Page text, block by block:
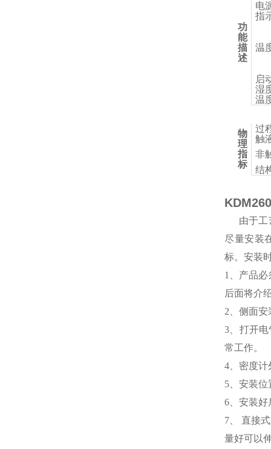
功
能
描
述
电
指
温
启
湿
温
物
理
指
标
过
触
非
结
由于
尽量安装
标。安装
1、产品
后面将介
2、侧面
3、 打开
常工作。
4、密度计
5、安装
6、安装好
7、 直接
量好可以